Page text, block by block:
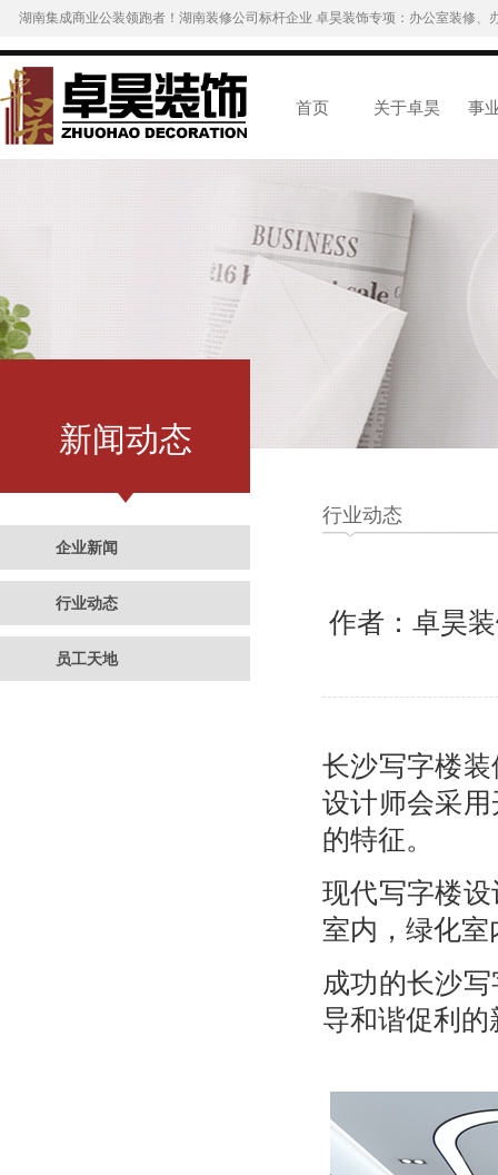
湖南集成商业公装领跑者！湖南装修公司标杆企业 卓昊装饰专项：办公室装修
首页 关于卓昊 事
新闻动态
企业新闻
行业动态
员工天地
行业动态
作者：卓昊
长沙写字楼装
设计师会采
的特征。
现代写字楼
室内，绿化
成功的长沙
导和谐促利